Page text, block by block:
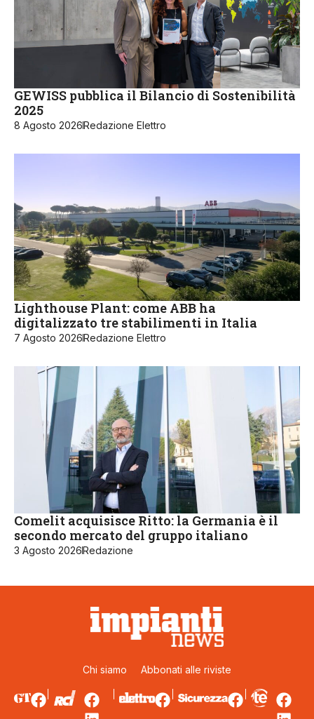
GEWISS pubblica il Bilancio di Sostenibilità
2025
8 Agosto 2026Redazione Elettro
Lighthouse Plant: come ABB ha
digitalizzato tre stabilimenti in Italia
7 Agosto 2026Redazione Elettro
Comelit acquisisce Ritto: la Germania è il
secondo mercato del gruppo italiano
3 Agosto 2026Redazione
Chi siamo Abbonati alle riviste